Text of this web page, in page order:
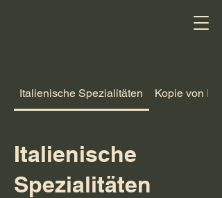
Italienische Spezialitäten Kopie von
Italienische
Spezialitäten